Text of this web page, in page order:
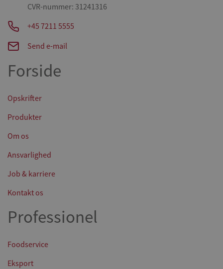
CVR-nummer: 31241316
+45 7211 5555
Send e-mail
Forside
Opskrifter
Produkter
Om os
Ansvarlighed
Job & karriere
Kontakt os
Professionel
Foodservice
Eksport